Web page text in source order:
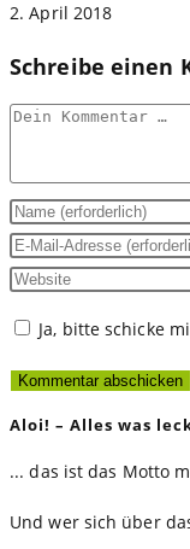
2. April 2018
Schreibe einen
Kommentar
Gib
deinen
Namen
Benutzernamen
zum
Gib
deine
Mail-
Adresse
ein
Gib
Website-
URL
Ja, bitte schicke
Aloi! – Alles was
... das ist das Motto
Und wer sich über